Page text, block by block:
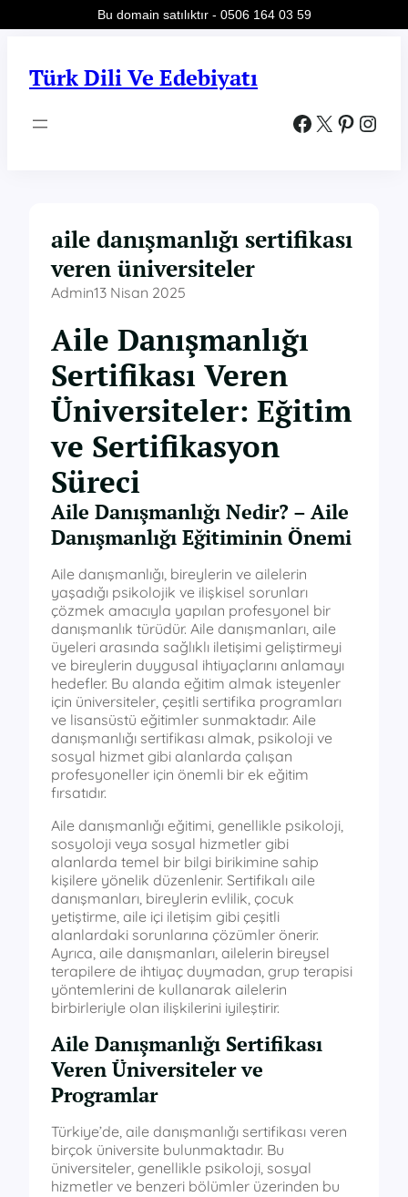
Türk Dili Ve Edebiyatı
Facebook X Pinterest Instagram
aile danışmanlığı sertifikası
veren üniversiteler
Admin13 Nisan 2025
Aile Danışmanlığı
Sertifikası Veren
Üniversiteler: Eğitim
ve Sertifikasyon
Süreci
Aile Danışmanlığı Nedir? – Aile
Danışmanlığı Eğitiminin Önemi
Aile danışmanlığı, bireylerin ve ailelerin
yaşadığı psikolojik ve ilişkisel sorunları
çözmek amacıyla yapılan profesyonel bir
danışmanlık türüdür. Aile danışmanları, aile
üyeleri arasında sağlıklı iletişimi geliştirmeyi
ve bireylerin duygusal ihtiyaçlarını anlamayı
hedefler. Bu alanda eğitim almak isteyenler
için üniversiteler, çeşitli sertifika programları
ve lisansüstü eğitimler sunmaktadır. Aile
danışmanlığı sertifikası almak, psikoloji ve
sosyal hizmet gibi alanlarda çalışan
profesyoneller için önemli bir ek eğitim
fırsatıdır.
Aile danışmanlığı eğitimi, genellikle psikoloji,
sosyoloji veya sosyal hizmetler gibi
alanlarda temel bir bilgi birikimine sahip
kişilere yönelik düzenlenir. Sertifikalı aile
danışmanları, bireylerin evlilik, çocuk
yetiştirme, aile içi iletişim gibi çeşitli
alanlardaki sorunlarına çözümler önerir.
Ayrıca, aile danışmanları, ailelerin bireysel
terapilere de ihtiyaç duymadan, grup terapisi
yöntemlerini de kullanarak ailelerin
birbirleriyle olan ilişkilerini iyileştirir.
Aile Danışmanlığı Sertifikası
Veren Üniversiteler ve
Programlar
Türkiye’de, aile danışmanlığı sertifikası veren
birçok üniversite bulunmaktadır. Bu
üniversiteler, genellikle psikoloji, sosyal
hizmetler ve benzeri bölümler üzerinden bu
Bu domain satılıktır - 0506 164 03 59